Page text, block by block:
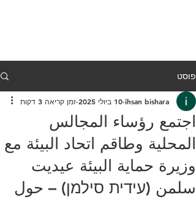
פוסט
اجتمع رؤساء المجالس
المحلية وطاقم اتحاد البيئة مع
وزيرة حماية البيئة عيديت
سلمن (עידית סילמן) – حول
ihsan bishara 10 ביולי 2025 זמן קריאה 3 דקות